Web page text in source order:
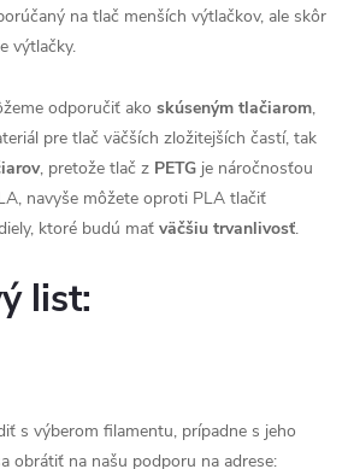
na tlač menších výtlačkov, ale skôr
výtlačky.
odporučiť ako skúseným tlačiarom,
pre tlač väčších zložitejších častí, tak
, pretože tlač z PETG je náročnosťou
navyše môžete oproti PLA tlačiť
ktoré budú mať väčšiu trvanlivosť.
list:
s výberom filamentu, prípadne s jeho
obrátiť na našu podporu na adrese: